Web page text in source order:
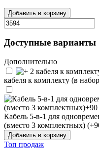
Добавить в корзину
Доступные варианты
Дополнительно
кабеля к комплекту (в
Кабель 5-в-1 для
(вместо 3 комплектных)
Добавить в корзину
Топ продаж